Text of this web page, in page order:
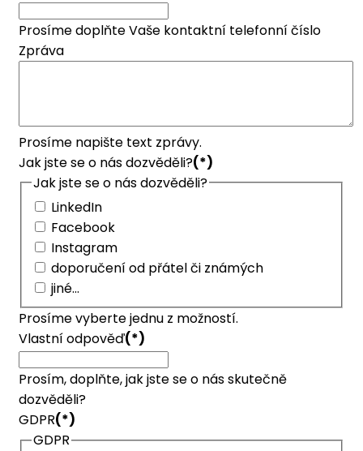
Prosíme doplňte Vaše kontaktní telefonní číslo
Zpráva
Prosíme napište text zprávy.
Jak jste se o nás dozvěděli?(*)
Jak jste se o nás dozvěděli?
LinkedIn
Facebook
Instagram
doporučení od přátel či známých
jiné...
Prosíme vyberte jednu z možností.
Vlastní odpověď(*)
Prosím, doplňte, jak jste se o nás skutečně
dozvěděli?
GDPR(*)
GDPR